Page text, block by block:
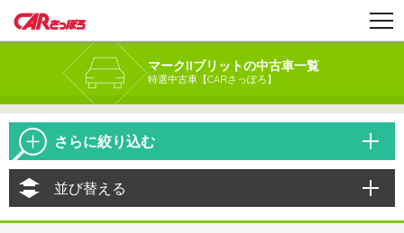
マークIIブリットの中古車一覧
特選中古車【CARさっぽろ】
さらに絞り込む
並び替える